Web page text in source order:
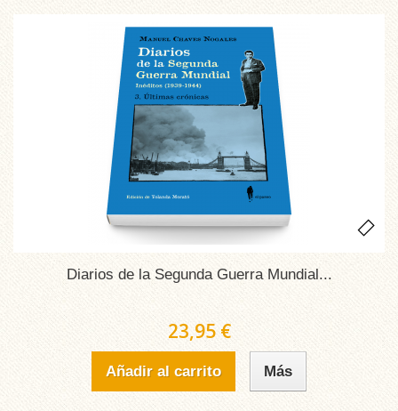
Diarios de la Segunda Guerra Mundial...
23,95 €
Añadir al carrito Más